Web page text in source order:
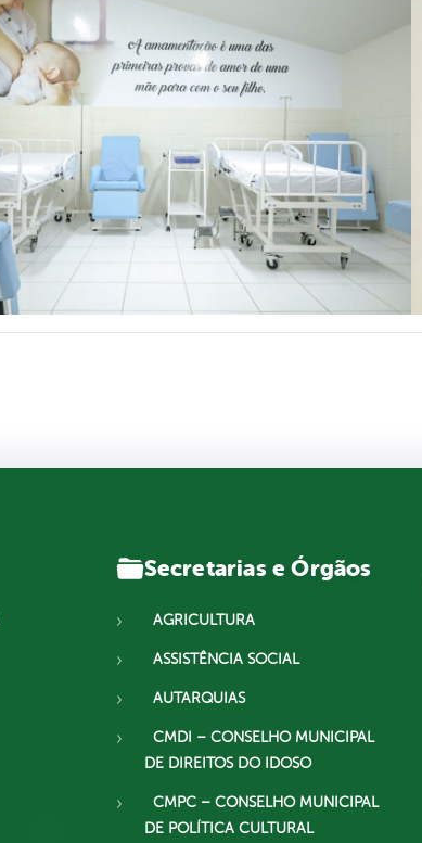
Secretarias e Órgãos
AGRICULTURA
ASSISTÊNCIA SOCIAL
AUTARQUIAS
CMDI – CONSELHO MUNICIPAL
DE DIREITOS DO IDOSO
CMPC – CONSELHO MUNICIPAL
DE POLÍTICA CULTURAL